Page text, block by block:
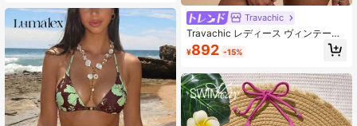
きプッシュアップ
Travachic
Travachic レディース ヴィンテージ
フローラルプリント柄 水着 2点セッ
ト、お出かけ、ビーチバケーショ
¥892 -15%